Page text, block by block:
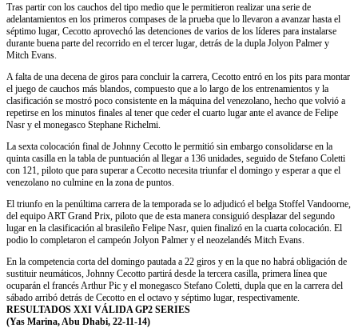
Tras partir con los cauchos del tipo medio que le permitieron realizar una serie de
adelantamientos en los primeros compases de la prueba que lo llevaron a avanzar hasta el
séptimo lugar, Cecotto aprovechó las detenciones de varios de los líderes para instalarse
durante buena parte del recorrido en el tercer lugar, detrás de la dupla Jolyon Palmer y
Mitch Evans.
A falta de una decena de giros para concluir la carrera, Cecotto entró en los pits para montar
el juego de cauchos más blandos, compuesto que a lo largo de los entrenamientos y la
clasificación se mostró poco consistente en la máquina del venezolano, hecho que volvió a
repetirse en los minutos finales al tener que ceder el cuarto lugar ante el avance de Felipe
Nasr y el monegasco Stephane Richelmi.
La sexta colocación final de Johnny Cecotto le permitió sin embargo consolidarse en la
quinta casilla en la tabla de puntuación al llegar a 136 unidades, seguido de Stefano Coletti
con 121, piloto que para superar a Cecotto necesita triunfar el domingo y esperar a que el
venezolano no culmine en la zona de puntos.
El triunfo en la penúltima carrera de la temporada se lo adjudicó el belga Stoffel Vandoorne,
del equipo ART Grand Prix, piloto que de esta manera consiguió desplazar del segundo
lugar en la clasificación al brasileño Felipe Nasr, quien finalizó en la cuarta colocación. El
podio lo completaron el campeón Jolyon Palmer y el neozelandés Mitch Evans.
En la competencia corta del domingo pautada a 22 giros y en la que no habrá obligación de
sustituir neumáticos, Johnny Cecotto partirá desde la tercera casilla, primera línea que
ocuparán el francés Arthur Pic y el monegasco Stefano Coletti, dupla que en la carrera del
sábado arribó detrás de Cecotto en el octavo y séptimo lugar, respectivamente.
RESULTADOS XXI VÁLIDA GP2 SERIES
(Yas Marina, Abu Dhabi, 22-11-14)